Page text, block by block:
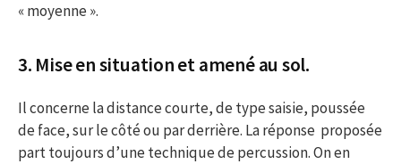
« moyenne ».
3. Mise en situation et amené au sol.
Il concerne la distance courte, de type saisie, poussée
de face, sur le côté ou par derrière. La réponse proposée
part toujours d’une technique de percussion. On en